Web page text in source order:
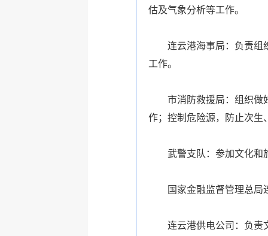
估及气象分析等工作。
连云港海事局：负责组
工作。
市消防救援局：组织做
作；控制危险源，防止次生
武警支队：参加文化和
国家金融监督管理总
连云港供电公司：负责